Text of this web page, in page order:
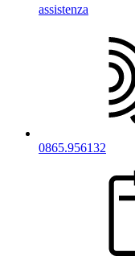
assistenza
0865.956132